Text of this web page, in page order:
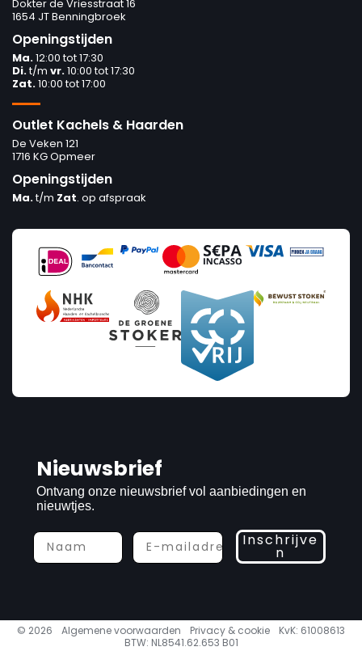
Dokter de Vriesstraat 16
1654 JT Benningbroek
Openingstijden
Ma.12:00 tot 17:30
Di.t/m vr.10:00 tot 17:30
Zat.10:00 tot 17:00
Outlet Kachels & Haarden
De Veken 121
1716 KG Opmeer
Openingstijden
Ma.t/m Zat. op afspraak
Nieuwsbrief
Ontvang onze nieuwsbrief vol aanbiedingen en
nieuwtjes.
Inschrijve
n
© 2026 Algemene voorwaarden Privacy & cookie
KvK: 61008613
BTW: NL8541.62.653 B01